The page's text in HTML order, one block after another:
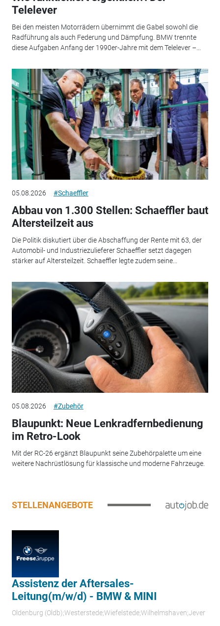
Telelever
Bei den meisten Motorrädern übernimmt die Gabel sowohl die
Radführung als auch Federung und Dämpfung. BMW trennte
diese Aufgaben Anfang der 1990er-Jahre mit dem Telelever –...
05.08.2026 #Schaeffler
Abbau von 1.300 Stellen: Schaeffler baut
Altersteilzeit aus
Die Politik diskutiert über die Abschaffung der Rente mit 63, der
Automobil- und Industriezulieferer Schaeffler setzt dagegen
stärker auf Altersteilzeit. Schaeffler legte zudem seine...
05.08.2026 #Zubehör
Blaupunkt: Neue Lenkradfernbedienung
im Retro-Look
Mit der RC-26 ergänzt Blaupunkt seine Zubehörpalette um eine
weitere Nachrüstlösung für klassische und moderne Fahrzeuge.
STELLENANGEBOTE
Assistenz der Aftersales-
Leitung(m/w/d) - BMW & MINI
Oldenburg (Oldb);Westerstede;Wiefelstede;Wilhelmshaven;Jever